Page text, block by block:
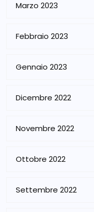
Marzo 2023
Febbraio 2023
Gennaio 2023
Dicembre 2022
Novembre 2022
Ottobre 2022
Settembre 2022